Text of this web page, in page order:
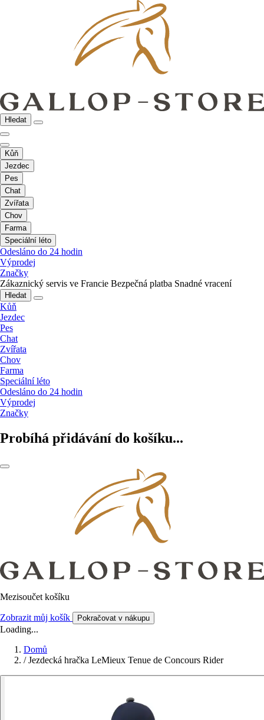
Hledat
Kůň
Jezdec
Pes
Chat
Zvířata
Chov
Farma
Speciální léto
Odesláno do 24 hodin
Výprodej
Značky
Zákaznický servis ve Francie Bezpečná platba Snadné vracení
Hledat
Kůň
Jezdec
Pes
Chat
Zvířata
Chov
Farma
Speciální léto
Odesláno do 24 hodin
Výprodej
Značky
Probíhá přidávání do košíku...
Mezisoučet košíku
Zobrazit můj košík Pokračovat v nákupu
Loading...
Domů
/ Jezdecká hračka LeMieux Tenue de Concours Rider